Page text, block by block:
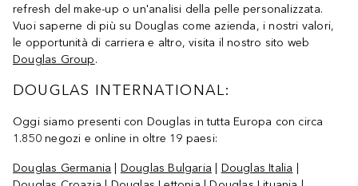
refresh del make-up o un'analisi della pelle personalizzata.
Vuoi saperne di più su Douglas come azienda, i nostri valori,
le opportunità di carriera e altro, visita il nostro sito web
Douglas Group.
DOUGLAS INTERNATIONAL:
Oggi siamo presenti con Douglas in tutta Europa con circa
1.850 negozi e online in oltre 19 paesi:
Douglas Germania Douglas Bulgaria Douglas Italia